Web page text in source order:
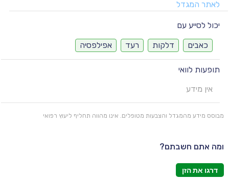
לאתר המגדל
יכול לסייע עם
כאבים דלקות רעד אפילפסיה
תופעות לוואי
אין מידע
מבוסס מידע מהמגדל והצבעות מטופלים. אינו מהווה תחליף ליעוץ רפואי
ומה אתם חשבתם?
דרגו את הזן